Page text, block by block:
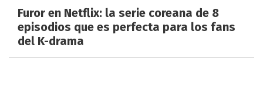
Furor en Netflix: la serie coreana de 8
episodios que es perfecta para los fans
del K-drama